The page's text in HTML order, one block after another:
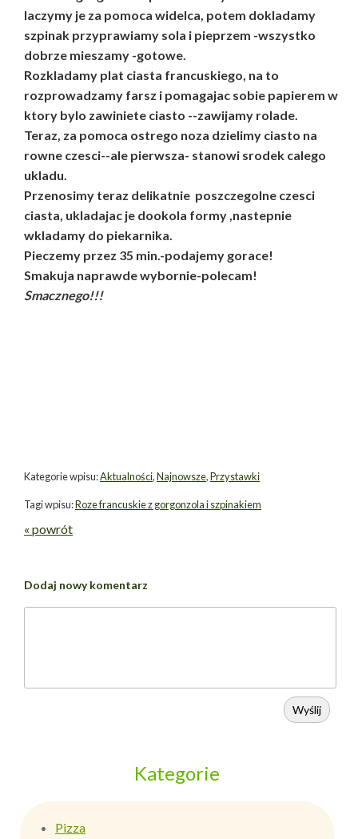
laczymy je za pomoca widelca, potem dokladamy
szpinak przyprawiamy sola i pieprzem -wszystko
dobrze mieszamy -gotowe.
Rozkladamy plat ciasta francuskiego, na to
rozprowadzamy farsz i pomagajac sobie papierem w
ktory bylo zawiniete ciasto --zawijamy rolade.
Teraz, za pomoca ostrego noza dzielimy ciasto na
rowne czesci--ale pierwsza- stanowi srodek calego
ukladu.
Przenosimy teraz delikatnie poszczegolne czesci
ciasta, ukladajac je dookola formy ,nastepnie
wkladamy do piekarnika.
Pieczemy przez 35 min.-podajemy gorace!
Smakuja naprawde wybornie-polecam!
Smacznego!!!
Kategorie wpisu:Aktualności,Najnowsze,Przystawki
Tagi wpisu:Roze francuskie z gorgonzola i szpinakiem
« powrót
Dodaj nowy komentarz
Wyślij
Kategorie
Pizza